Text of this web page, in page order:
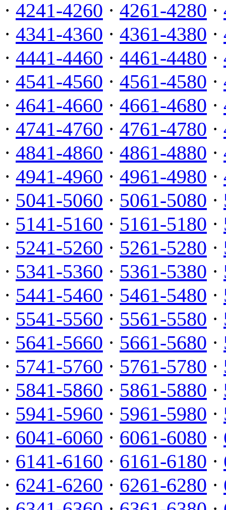
· 4241-4260 · 4261-4280 ·
· 4341-4360 · 4361-4380 ·
· 4441-4460 · 4461-4480 ·
· 4541-4560 · 4561-4580 ·
· 4641-4660 · 4661-4680 ·
· 4741-4760 · 4761-4780 ·
· 4841-4860 · 4861-4880 ·
· 4941-4960 · 4961-4980 ·
· 5041-5060 · 5061-5080 ·
· 5141-5160 · 5161-5180 ·
· 5241-5260 · 5261-5280 ·
· 5341-5360 · 5361-5380 ·
· 5441-5460 · 5461-5480 ·
· 5541-5560 · 5561-5580 ·
· 5641-5660 · 5661-5680 ·
· 5741-5760 · 5761-5780 ·
· 5841-5860 · 5861-5880 ·
· 5941-5960 · 5961-5980 ·
· 6041-6060 · 6061-6080 ·
· 6141-6160 · 6161-6180 ·
· 6241-6260 · 6261-6280 ·